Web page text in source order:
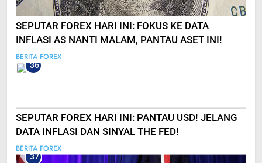
SEPUTAR FOREX HARI INI: FOKUS KE DATA
INFLASI AS NANTI MALAM, PANTAU ASET INI!
BERITA FOREX
36
SEPUTAR FOREX HARI INI: PANTAU USD! JELANG
DATA INFLASI DAN SINYAL THE FED!
BERITA FOREX
37